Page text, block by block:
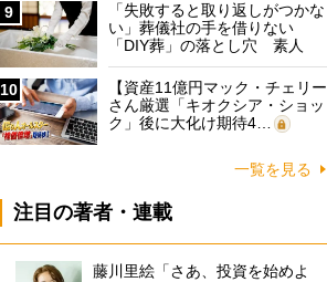
9
「失敗すると取り返しがつかな
い」葬儀社の手を借りない
「DIY葬」の落とし穴 素人
に…
10
【資産11億円マック・チェリー
さん厳選「キオクシア・ショッ
ク」後に大化け期待4…
一覧を見る
注目の著者・連載
藤川里絵「さあ、投資を始めよ